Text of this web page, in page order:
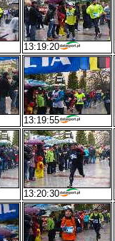
13:19:20
13:19:55
13:20:30